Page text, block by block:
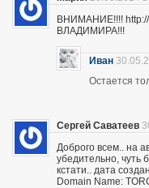
ВНИМАНИЕ!!!!
ВЛАДИМИРА!!!
Иван
Остается
Сергей Саватеев
Доброго всем.. на
убедительно, чуть
кстати.. дата
Domain Name: